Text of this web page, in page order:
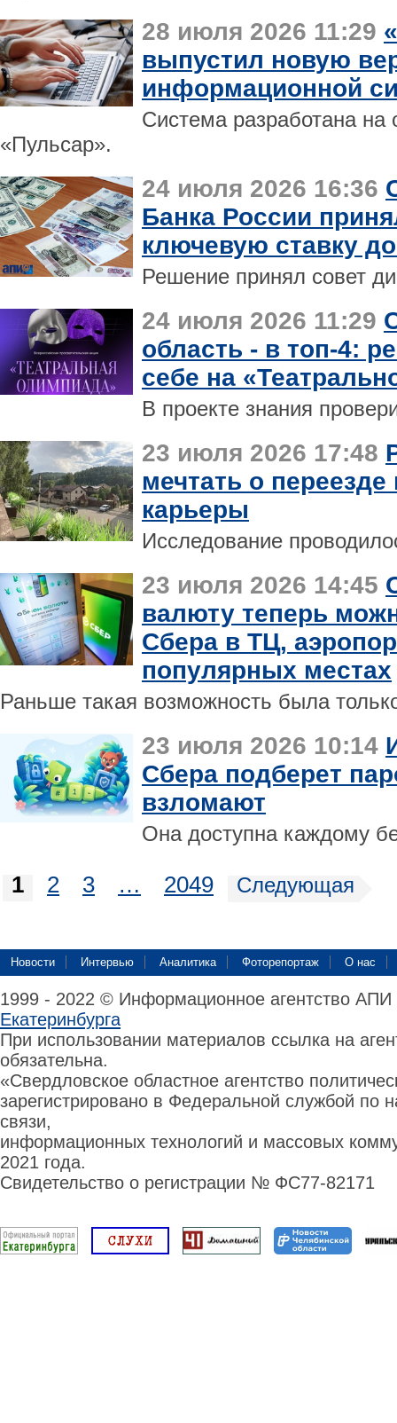
28 июля 2026 11:29
выпустил новую
информационной
Система разработана на
«Пульсар».
24 июля 2026 16:36
Банка России
ключевую ставку
Решение принял совет
24 июля 2026 11:29
область - в топ‑4:
себе на
В проекте знания
23 июля 2026 17:48
мечтать о
карьеры
Исследование
23 июля 2026 14:45
валюту теперь
Сбера в ТЦ,
популярных местах
Раньше такая возможность была
23 июля 2026 10:14
Сбера подберет
взломают
Она доступна каждому
1 2 3 … 2049 Следующая
Новости Интервью Аналитика Фоторепортаж О нас
1999 - 2022 © Информационное агентство
Екатеринбурга
При использовании материалов ссылка на
обязательна.
«Свердловское областное агентство
зарегистрировано в Федеральной службой по
связи,
информационных технологий и массовых
2021 года.
Свидетельство о регистрации № ФС77-82171